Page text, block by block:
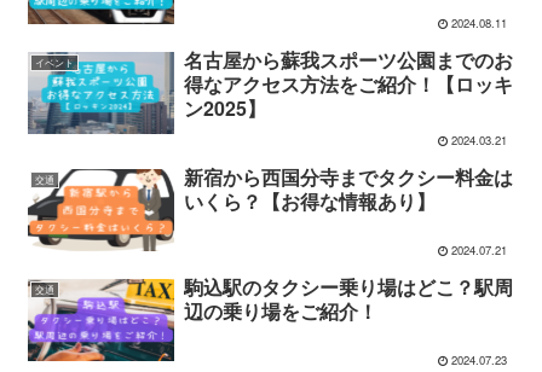
2024.08.11
イベント
名古屋から蘇我スポーツ公園までのお
得なアクセス方法をご紹介！【ロッキ
ン2025】
2024.03.21
交通
新宿から西国分寺までタクシー料金は
いくら？【お得な情報あり】
2024.07.21
交通
駒込駅のタクシー乗り場はどこ？駅周
辺の乗り場をご紹介！
2024.07.23